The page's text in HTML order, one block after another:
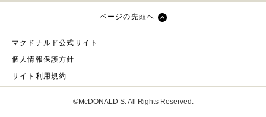
ページの先頭へ
マクドナルド公式サイト
個人情報保護方針
サイト利用規約
©McDONALD’S. All Rights Reserved.